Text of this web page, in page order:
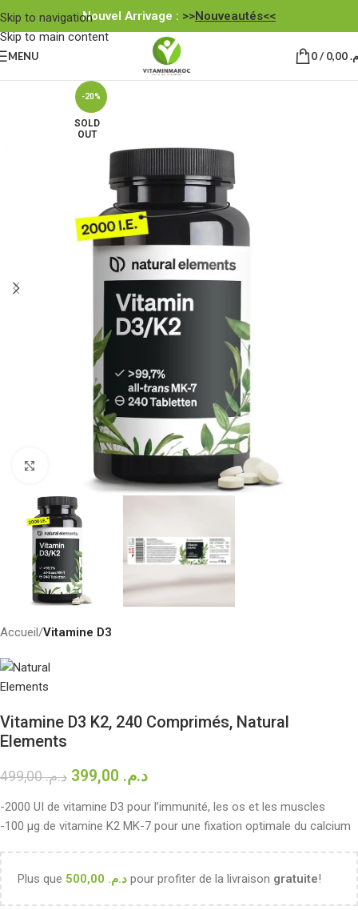
Skip to navigation
Skip to main content
Nouvel Arrivage : >>Nouveautés<<
MENU 0/
-20%
SOLD
OUT
Accueil Vitamine D3
Vitamine D3 K2, 240 Comprimés, Natural
Elements
د.م.499,00 د.م.
-2000 UI de vitamine D3 pour l’immunité, les os et les muscles
-100 µg de vitamine K2 MK-7 pour une fixation optimale du calcium
Plus que د.م. pour profiter de la livraison gratuite!